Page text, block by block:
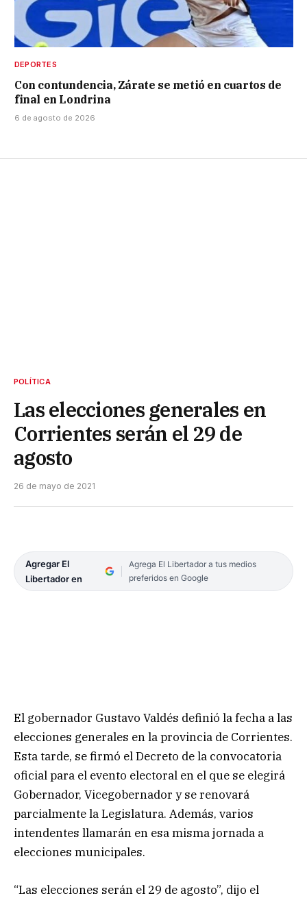
DEPORTES
Con contundencia, Zárate se metió en cuartos de
final en Londrina
6 de agosto de 2026
POLÍTICA
Las elecciones generales en
Corrientes serán el 29 de
agosto
26 de mayo de 2021
Agregar El
Libertador en
Agrega El Libertador a tus medios
preferidos en Google
El gobernador Gustavo Valdés definió la fecha a las
elecciones generales en la provincia de Corrientes.
Esta tarde, se firmó el Decreto de la convocatoria
oficial para el evento electoral en el que se elegirá
Gobernador, Vicegobernador y se renovará
parcialmente la Legislatura. Además, varios
intendentes llamarán en esa misma jornada a
elecciones municipales.
“Las elecciones serán el 29 de agosto”, dijo el